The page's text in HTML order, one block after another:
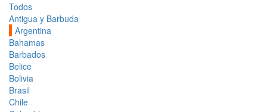
Todos
Antigua y Barbuda
Argentina
Bahamas
Barbados
Belice
Bolivia
Brasil
Chile